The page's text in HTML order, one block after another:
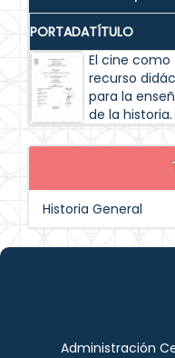
PORTADATÍTULO
El cine como
recurso
para la
de la historia.
Historia General
Administración